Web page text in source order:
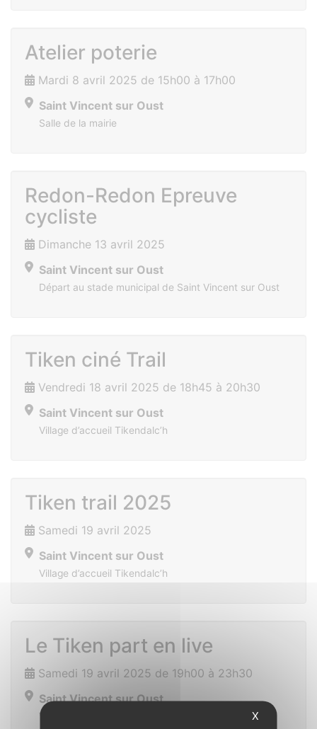
Atelier poterie
Mardi 8 avril 2025 de 15h00 à 17h00
Saint Vincent sur Oust
Salle de la mairie
Redon-Redon Epreuve
cycliste
Dimanche 13 avril 2025
Saint Vincent sur Oust
Départ au stade municipal de Saint Vincent sur Oust
Tiken ciné Trail
Vendredi 18 avril 2025 de 18h45 à 20h30
Saint Vincent sur Oust
Village d’accueil Tikendalc’h
Tiken trail 2025
Samedi 19 avril 2025
Saint Vincent sur Oust
Village d’accueil Tikendalc’h
Le Tiken part en live
Samedi 19 avril 2025 de 19h00 à 23h30
Saint Vincent sur Oust
Village d’accueil Tikendalc’h X